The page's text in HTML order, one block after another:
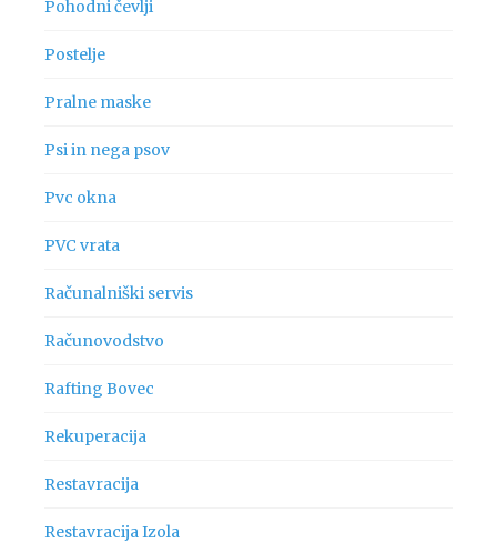
Pohodni čevlji
Postelje
Pralne maske
Psi in nega psov
Pvc okna
PVC vrata
Računalniški servis
Računovodstvo
Rafting Bovec
Rekuperacija
Restavracija
Restavracija Izola